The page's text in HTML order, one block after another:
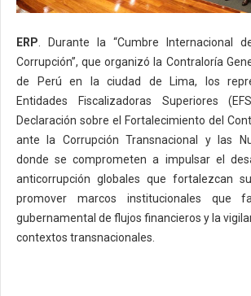
ERP . Durante la “Cumbre Internacional
Corrupción”, que organizó la Contraloría
de Perú en la ciudad de Lima, los
Entidades Fiscalizadoras Superiores
Declaración sobre el Fortalecimiento del
ante la Corrupción Transnacional y las
donde se comprometen a impulsar el
anticorrupción globales que fortalezcan
promover marcos institucionales que
gubernamental de flujos financieros y la
contextos transnacionales.